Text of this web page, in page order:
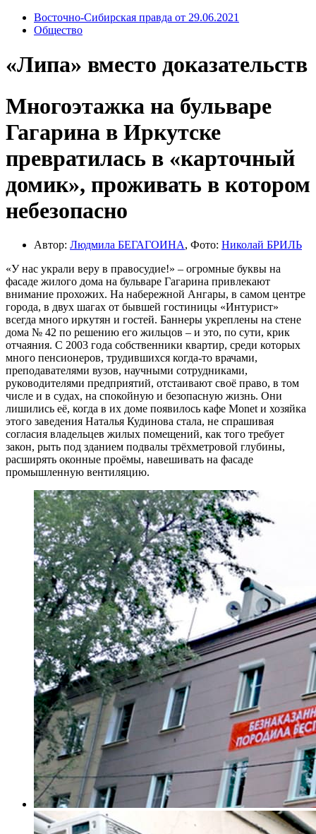
Восточно-Сибирская правда от 29.06.2021
Общество
«Липа» вместо доказательств
Многоэтажка на бульваре
Гагарина в Иркутске
превратилась в «карточный
домик», проживать в котором
небезопасно
Автор: Людмила БЕГАГОИНА, Фото: Николай БРИЛЬ
«У нас украли веру в правосудие!» – огромные буквы на
фасаде жилого дома на бульваре Гагарина привлекают
внимание прохожих. На набережной Ангары, в самом центре
города, в двух шагах от бывшей гостиницы «Интурист»
всегда много иркутян и гостей. Баннеры укреплены на стене
дома № 42 по решению его жильцов – и это, по сути, крик
отчаяния. С 2003 года собственники квартир, среди которых
много пенсионеров, трудившихся когда-то врачами,
преподавателями вузов, научными сотрудниками,
руководителями предприятий, отстаивают своё право, в том
числе и в судах, на спокойную и безопасную жизнь. Они
лишились её, когда в их доме появилось кафе Моnet и хозяйка
этого заведения Наталья Кудинова стала, не спрашивая
согласия владельцев жилых помещений, как того требует
закон, рыть под зданием подвалы трёхметровой глубины,
расширять оконные проёмы, навешивать на фасаде
промышленную вентиляцию.